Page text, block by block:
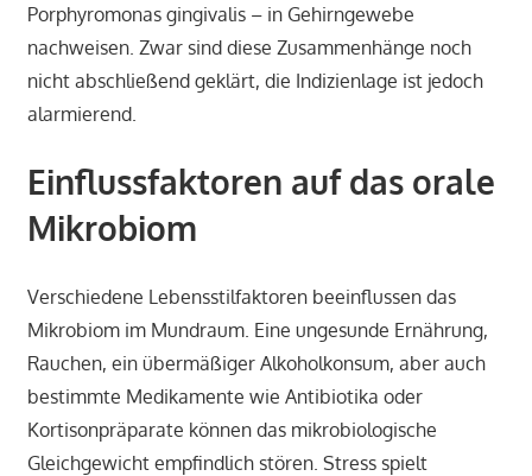
Porphyromonas gingivalis – in Gehirngewebe
nachweisen. Zwar sind diese Zusammenhänge noch
nicht abschließend geklärt, die Indizienlage ist jedoch
alarmierend.
Einflussfaktoren auf das orale
Mikrobiom
Verschiedene Lebensstilfaktoren beeinflussen das
Mikrobiom im Mundraum. Eine ungesunde Ernährung,
Rauchen, ein übermäßiger Alkoholkonsum, aber auch
bestimmte Medikamente wie Antibiotika oder
Kortisonpräparate können das mikrobiologische
Gleichgewicht empfindlich stören. Stress spielt